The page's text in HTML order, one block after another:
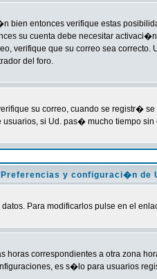
entonces verifique estas
su cuenta debe necesitar
verifique que su correo sea
del foro.
su correo, cuando se registr�
si Ud. pas� mucho tiempo
Preferencias y configuraci�n de
Para modificarlos pulse en el
correspondientes a otra zona
es s�lo para usuarios